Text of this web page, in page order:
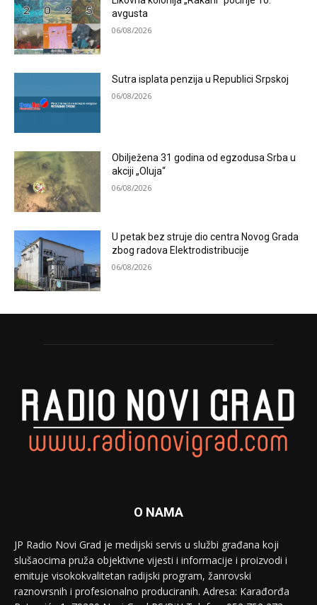
avgusta
06/08/2026
Sutra isplata penzija u Republici Srpskoj
06/08/2026
Obilježena 31 godina od egzodusa Srba u
akciji „Oluja“
06/08/2026
U petak bez struje dio centra Novog Grada
zbog radova Elektrodistribucije
06/08/2026
O NAMA
JP Radio Novi Grad je medijski servis u službi građana koji
slušaocima pruža objektivne vijesti i informacije i proizvodi i
emituje visokokvalitetan radijski program, žanrovski
raznovrsnih i profesionalno produciranih. Adresa: Кarađorđa